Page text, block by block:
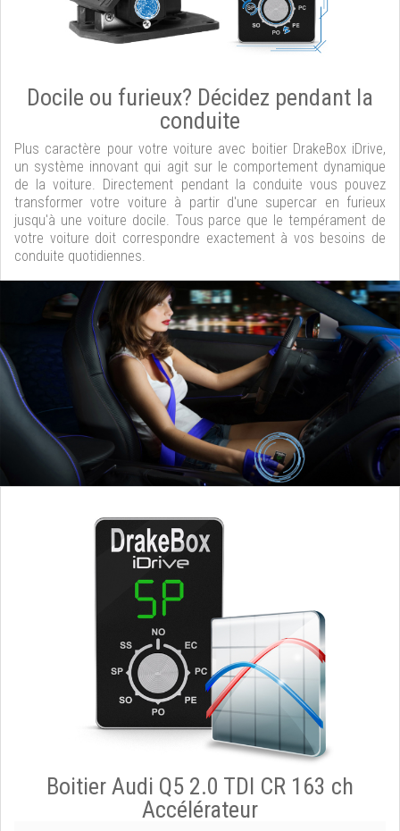
Docile ou furieux? Décidez pendant la
conduite
Plus caractère pour votre voiture avec boitier DrakeBox iDrive,
un système innovant qui agit sur le comportement dynamique
de la voiture. Directement pendant la conduite vous pouvez
transformer votre voiture à partir d'une supercar en furieux
jusqu'à une voiture docile. Tous parce que le tempérament de
votre voiture doit correspondre exactement à vos besoins de
conduite quotidiennes.
Boitier Audi Q5 2.0 TDI CR 163 ch
Accélérateur